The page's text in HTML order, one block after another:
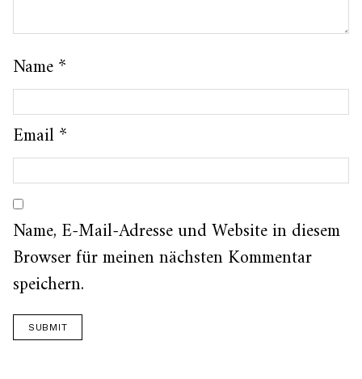
Name*
Email*
Name, E-Mail-Adresse und Website in diesem
Browser für meinen nächsten Kommentar
speichern.